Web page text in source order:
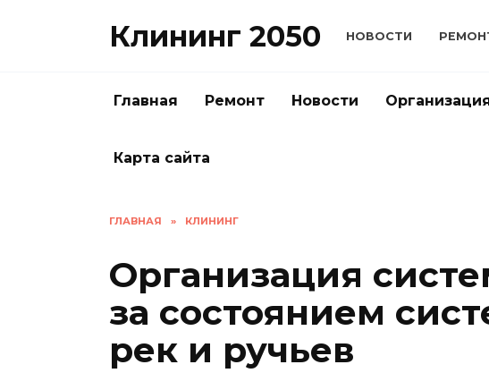
Клининг 2050 НОВОСТИ
Главная Ремонт Новости
Карта сайта
ГЛАВНАЯ » КЛИНИНГ
Организация
за состоянием
рек и ручьев